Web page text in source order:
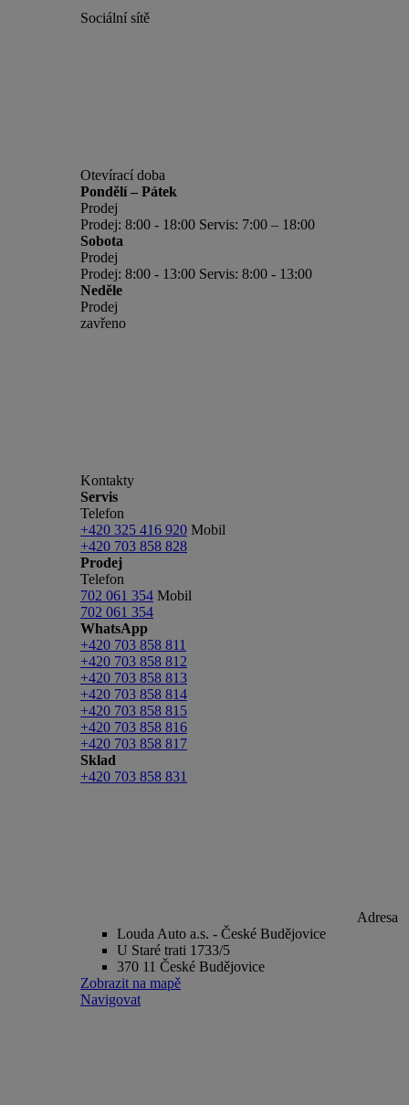
Sociální sítě
Otevírací doba
Pondělí – Pátek
Prodej
Prodej: 8:00 - 18:00 Servis: 7:00 – 18:00
Sobota
Prodej
Prodej: 8:00 - 13:00 Servis: 8:00 - 13:00
Neděle
Prodej
zavřeno
Kontakty
Servis
Telefon
+420 325 416 920 Mobil
+420 703 858 828
Prodej
Telefon
702 061 354 Mobil
702 061 354
WhatsApp
+420 703 858 811
+420 703 858 812
+420 703 858 813
+420 703 858 814
+420 703 858 815
+420 703 858 816
+420 703 858 817
Sklad
+420 703 858 831
Adresa
Louda Auto a.s. - České Budějovice
U Staré trati 1733/5
370 11 České Budějovice
Zobrazit na mapě
Navigovat